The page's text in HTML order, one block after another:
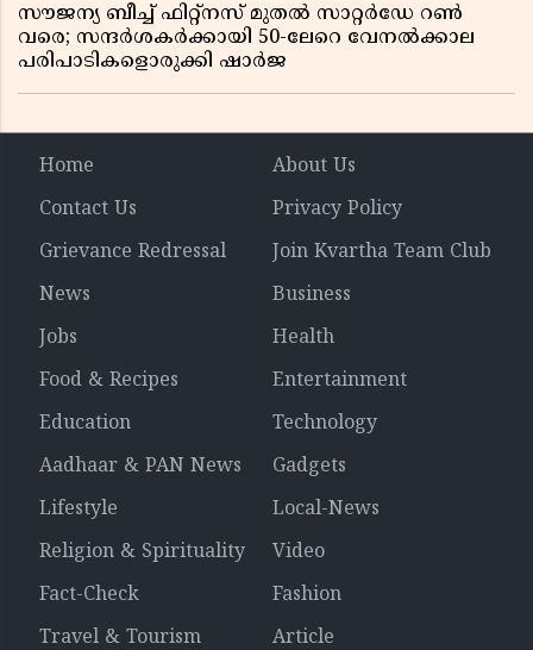
സൗജന്യ ബീച്ച് ഫിറ്റ്നസ് മുതൽ സാറ്റർഡേ റൺ
വരെ; സന്ദർശകർക്കായി 50-ലേറെ വേനൽക്കാല
പരിപാടികളൊരുക്കി ഷാർജ
Home
About Us
Contact Us
Privacy Policy
Grievance Redressal
Join Kvartha Team Club
News
Business
Jobs
Health
Food & Recipes
Entertainment
Education
Technology
Aadhaar & PAN News
Gadgets
Lifestyle
Local-News
Religion & Spirituality
Video
Fact-Check
Fashion
Travel & Tourism
Article